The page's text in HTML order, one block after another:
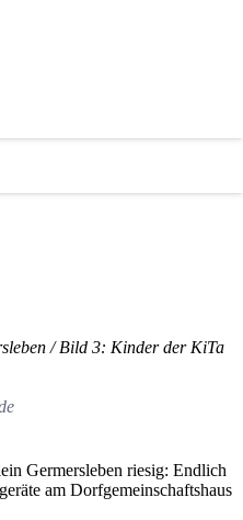
erobern ihren
/ Bild 3: Kinder der KiTa
Germersleben riesig: Endlich
am Dorfgemeinschaftshaus